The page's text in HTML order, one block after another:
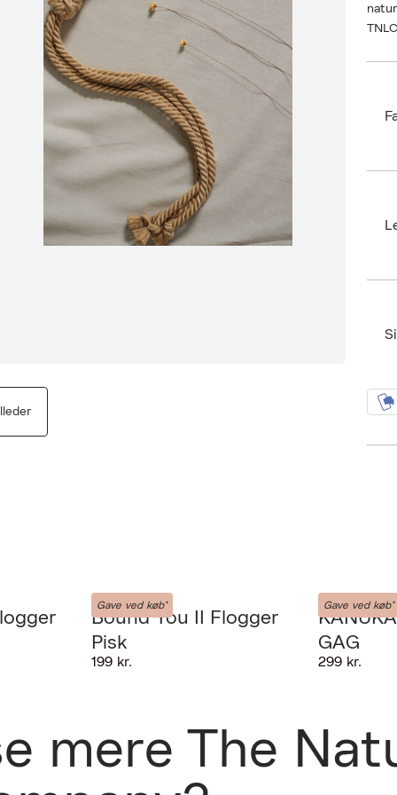
ID:
Gave ved køb*
LIEBE-SEELE
Bound You II Flogger
Pisk
199 kr.
Gave ved køb*
The Natural
GAG
299 kr.
mere The
retur
DESVÆRRE IKKE FINDES